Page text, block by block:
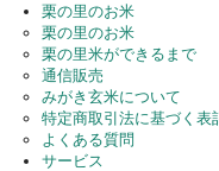
栗の里のお米
栗の里のお米
栗の里米ができるまで
通信販売
みがき玄米について
特定商取引法に基づく表
よくある質問
サービス